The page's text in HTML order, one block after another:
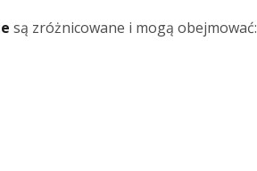
są zróżnicowane i mogą obejmować: